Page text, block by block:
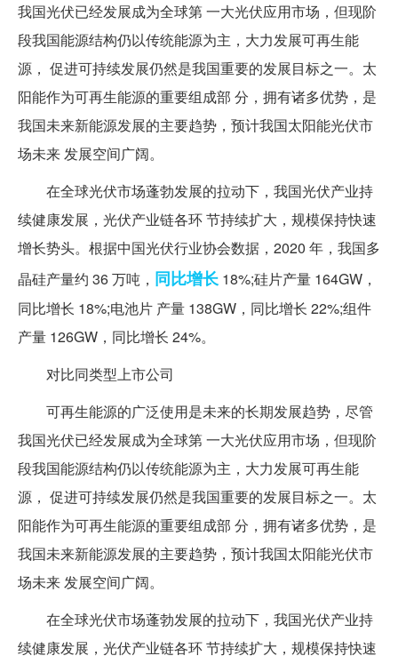
我国光伏已经发展成为全球第 一大光伏应用市场，但现阶
段我国能源结构仍以传统能源为主，大力发展可再生能
源， 促进可持续发展仍然是我国重要的发展目标之一。太
阳能作为可再生能源的重要组成部 分，拥有诸多优势，是
我国未来新能源发展的主要趋势，预计我国太阳能光伏市
场未来 发展空间广阔。
在全球光伏市场蓬勃发展的拉动下，我国光伏产业持
续健康发展，光伏产业链各环 节持续扩大，规模保持快速
增长势头。根据中国光伏行业协会数据，2020 年，我国多
晶硅产量约 36 万吨， 同比增长 18%;硅片产量 164GW，
同比增长 18%;电池片 产量 138GW，同比增长 22%;组件
产量 126GW，同比增长 24%。
对比同类型上市公司
可再生能源的广泛使用是未来的长期发展趋势，尽管
我国光伏已经发展成为全球第 一大光伏应用市场，但现阶
段我国能源结构仍以传统能源为主，大力发展可再生能
源， 促进可持续发展仍然是我国重要的发展目标之一。太
阳能作为可再生能源的重要组成部 分，拥有诸多优势，是
我国未来新能源发展的主要趋势，预计我国太阳能光伏市
场未来 发展空间广阔。
在全球光伏市场蓬勃发展的拉动下，我国光伏产业持
续健康发展，光伏产业链各环 节持续扩大，规模保持快速